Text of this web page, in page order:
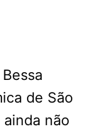
de São
ainda não